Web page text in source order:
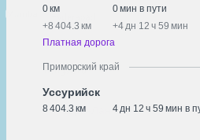
0 км
0 мин в пути
+8 404.3 км +4 дн 12 ч 59 мин
Платная дорога
Приморский край
Уссурийск
8 404.3 км 4 дн 12 ч 59 мин в